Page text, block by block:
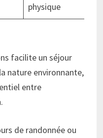
physique
facilite un séjour
nature environnante,
entre
de randonnée ou